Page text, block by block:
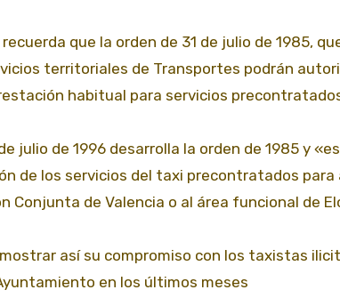
que la orden de 31 de julio de 1985,
territoriales de Transportes podrán
habitual para servicios
julio de 1996 desarrolla la orden de 1985 y
de los servicios del taxi precontratados
Conjunta de Valencia o al área funcional de
así su compromiso con los taxistas
en los últimos meses